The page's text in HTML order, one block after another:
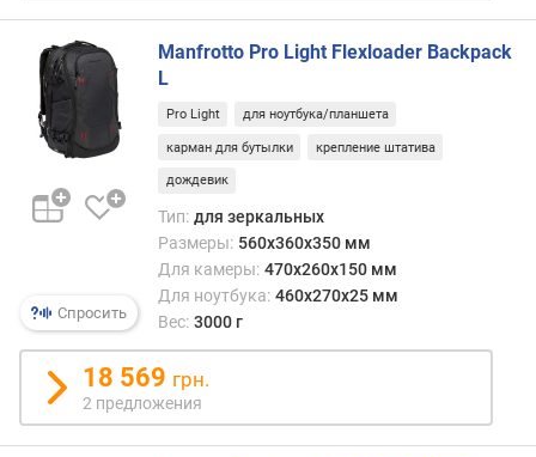
Спросить
Manfrotto Pro Light Flexloader Backpack
L
Pro Light для ноутбука/планшета
карман для бутылки крепление штатива
дождевик
Тип: для зеркальных
Размеры: 560x360x350 мм
Для камеры: 470x260x150 мм
Для ноутбука: 460x270x25 мм
Вес: 3000 г
18 569 грн.
2 предложения